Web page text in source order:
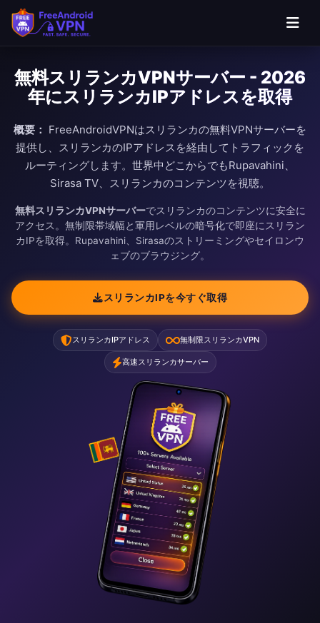
無料スリランカVPNサーバー - 2026
年にスリランカIPアドレスを取得
概要： FreeAndroidVPNはスリランカの無料VPNサーバーを
提供し、スリランカのIPアドレスを経由してトラフィックを
ルーティングします。世界中どこからでもRupavahini、
Sirasa TV、スリランカのコンテンツを視聴。
無料スリランカVPNサーバーでスリランカのコンテンツに安全に
アクセス。無制限帯域幅と軍用レベルの暗号化で即座にスリラン
カIPを取得。Rupavahini、Sirasaのストリーミングやセイロンウ
ェブのブラウジング。
スリランカIPを今すぐ取得
スリランカIPアドレス 無制限スリランカVPN
高速スリランカサーバー